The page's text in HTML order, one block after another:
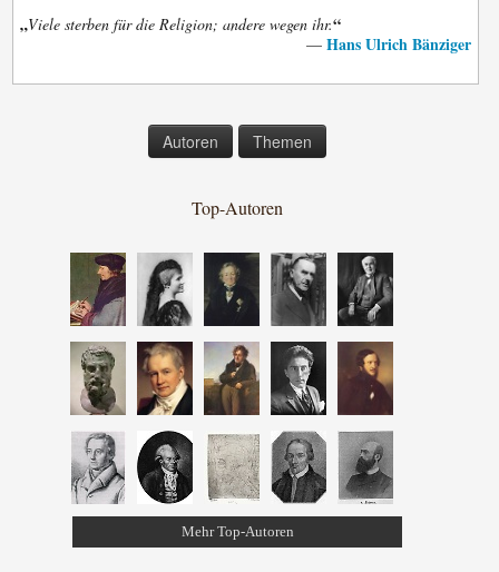
„Viele sterben für die Religion; andere wegen ihr.“
— Hans Ulrich Bänziger
Autoren Themen
Top-Autoren
Mehr Top-Autoren